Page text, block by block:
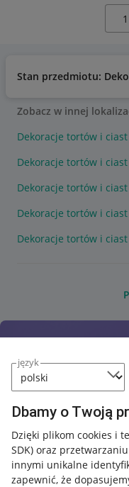
język
Dbamy o Twoją
Dzięki plikom cookies i
SDK) oraz
innymi unikalne
zapewnić, że
Stan przedmiotu:
Zobacz w innej
Dekoracje tortów i
Dekoracje tortów i
Dekoracje tortów i
Dekoracje tortów i ciast
Dekoracje tortów i